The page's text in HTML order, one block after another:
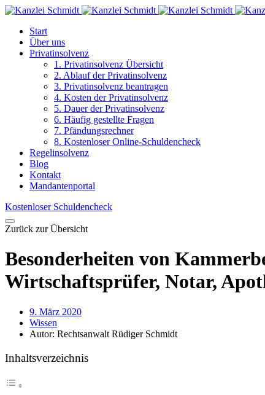
Start
Über uns
Privatinsolvenz
1. Privatinsolvenz Übersicht
2. Ablauf der Privatinsolvenz
3. Privatinsolvenz beantragen
4. Kosten der Privatinsolvenz
5. Dauer der Privatinsolvenz
6. Häufig gestellte Fragen
7. Pfändungsrechner
8. Kostenloser Online-Schuldencheck
Regelinsolvenz
Blog
Kontakt
Mandantenportal
Kostenloser Schuldencheck
Zurück zur Übersicht
Besonderheiten von
Wirtschaftsprüfer, Notar,
9. März 2020
Wissen
Autor: Rechtsanwalt Rüdiger Schmidt
Inhaltsverzeichnis